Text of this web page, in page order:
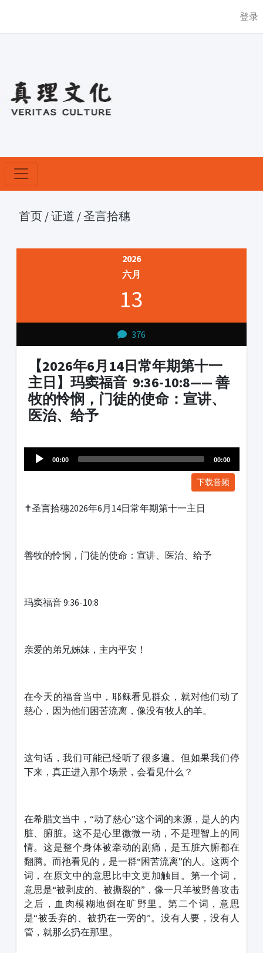
登录
首页 /证道 /圣言拾穗
2026
六月
13
376
【2026年6月14日常年期第十一
主日】玛窦福音 9:36-10:8—— 善
牧的怜悯，门徒的使命：宣讲、
医治、给予
Player
00:00 00:00
下载音频
✝️圣言拾穗2026年6月14日常年期第十一主日
善牧的怜悯，门徒的使命：宣讲、医治、给予
玛窦福音 9:36-10:8
亲爱的弟兄姊妹，主内平安！
在今天的福音当中，耶稣看见群众，就对他们动了
慈心，因为他们困苦流离，像没有牧人的羊。
这句话，我们可能已经听了很多遍。但如果我们停
下来，真正进入那个场景，会看见什么？
在希腊文当中，“动了慈心”这个词的来源，是人的内
脏、腑脏。这不是心里微微一动，不是理智上的同
情。这是整个身体被牵动的剧痛，是五脏六腑都在
翻腾。而祂看见的，是一群“困苦流离”的人。这两个
词，在原文中的意思比中文更加触目。第一个词，
意思是“被剥皮的、被撕裂的”，像一只羊被野兽攻击
之后，血肉模糊地倒在旷野里。第二个词，意思
是“被丢弃的、被扔在一旁的”。没有人要，没有人
管，就那么扔在那里。